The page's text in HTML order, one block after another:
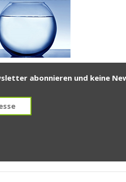
abonnieren und keine